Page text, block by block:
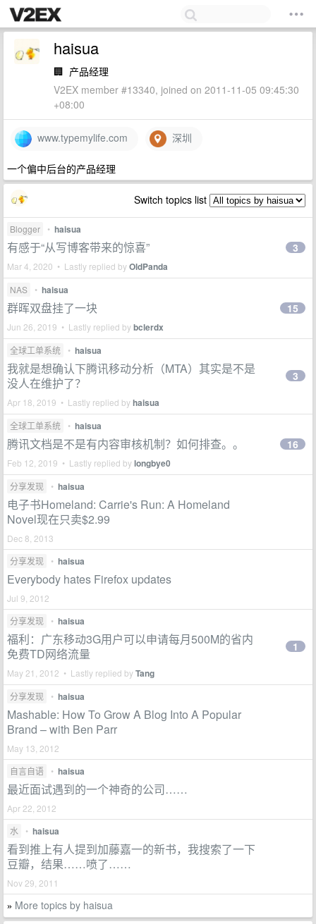
haisua
🏢 产品经理
V2EX member #13340, joined on 2011-11-05 09:45:30
+08:00
www.typemylife.com 深圳
一个偏中后台的产品经理
Switch topics list
Blogger • haisua
有感于“从写博客带来的惊喜”
Mar 4, 2020 • Lastly replied byOldPanda
3
NAS • haisua
群晖双盘挂了一块
Jun 26, 2019 • Lastly replied bybclerdx
15
全球工单系统 • haisua
我就是想确认下腾讯移动分析（MTA）其实是不是
没人在维护了？
Apr 18, 2019 • Lastly replied byhaisua
3
全球工单系统 • haisua
腾讯文档是不是有内容审核机制？如何排查。。
Feb 12, 2019 • Lastly replied bylongbye0
16
分享发现 • haisua
电子书Homeland: Carrie's Run: A Homeland
Novel现在只卖$2.99
Dec 8, 2013
分享发现
• haisua
Everybody hates Firefox updates
Jul 9, 2012
分享发现
• haisua
福利：广东移动3G用户可以申请每月500M的省内
免费TD网络流量
May 21, 2012 • Lastly replied byTang
1
分享发现 • haisua
Mashable: How To Grow A Blog Into A Popular
Brand – with Ben Parr
May 13, 2012
自言自语
• haisua
最近面试遇到的一个神奇的公司……
Apr 22, 2012
水
• haisua
看到推上有人提到加藤嘉一的新书，我搜索了一下
豆瓣，结果……喷了……
Nov 29, 2011
» More topics by haisua